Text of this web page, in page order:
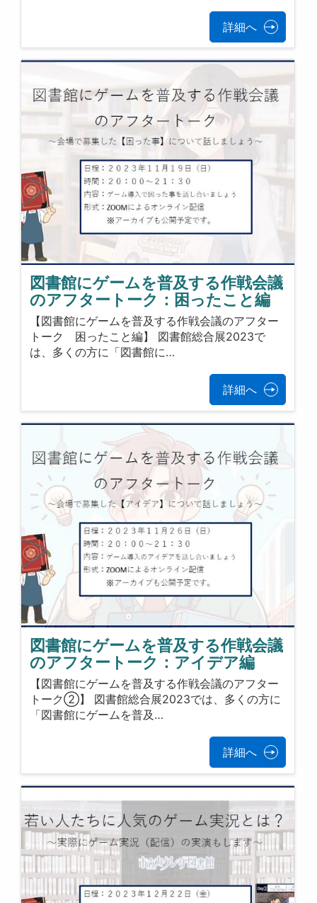
詳細へ
図書館にゲームを普及する作戦会議
のアフタートーク：困ったこと編
【図書館にゲームを普及する作戦会議のアフター
トーク 困ったこと編】 図書館総合展2023で
は、多くの方に「図書館に…
詳細へ
図書館にゲームを普及する作戦会議
のアフタートーク：アイデア編
【図書館にゲームを普及する作戦会議のアフター
トーク②】 図書館総合展2023では、多くの方に
「図書館にゲームを普及…
詳細へ